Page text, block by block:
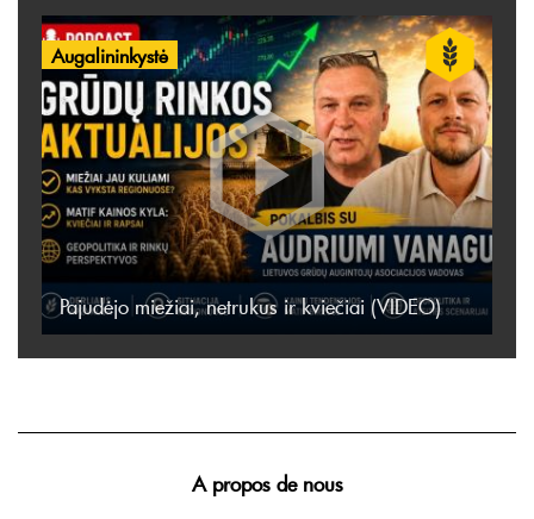
Augalininkystė
Pajudėjo miežiai, netrukus ir kviečiai (VIDEO)
A propos de nous